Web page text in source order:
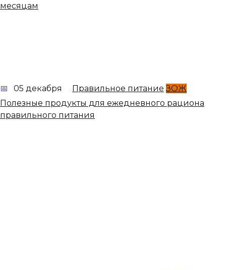
месяцам
05 декабря Правильное питание ЗОЖ
Полезные продукты для ежедневного рациона
правильного питания